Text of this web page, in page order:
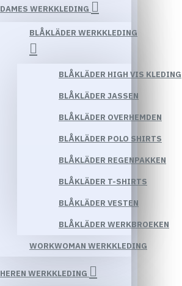
DAMES WERKKLEDING
BLÅKLÄDER WERKKLEDING
BLÅKLÄDER HIGH VIS KLEDING
BLÅKLÄDER JASSEN
BLÅKLÄDER OVERHEMDEN
BLÅKLÄDER POLO SHIRTS
BLÅKLÄDER REGENPAKKEN
BLÅKLÄDER T-SHIRTS
BLÅKLÄDER VESTEN
BLÅKLÄDER WERKBROEKEN
WORKWOMAN WERKKLEDING
HEREN WERKKLEDING